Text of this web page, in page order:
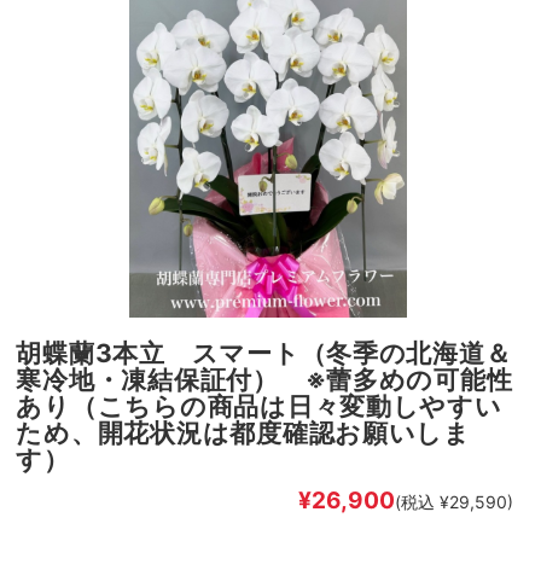
胡蝶蘭3本立 スマート（冬季の北海道＆
寒冷地・凍結保証付） ※蕾多めの可能性
あり（こちらの商品は日々変動しやすい
ため、開花状況は都度確認お願いしま
す）
¥26,900(税込 ¥29,590)